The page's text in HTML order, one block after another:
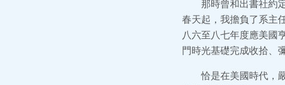
那時曾和出書社約
春天起，我擔負了系主
八六至八七年度應美國
門時光基礎完成收拾、
恰是在美國時代，